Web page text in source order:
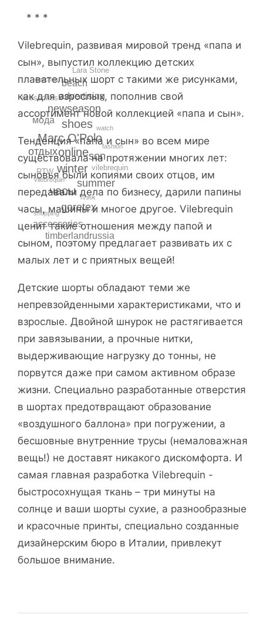
online
Marc O'Polo
winter
shoes
часы
son
newseason
goretex
отдых
summer
advertising
beach
accessories
timberlandrussia
мода
RTW
acessories
vilebrequin
Lara Stone
watch
пляж
watches
Vilebrequin
fashion
shopping
* * *
Vilebrequin, развивая мировой тренд «папа и
сын», выпустил коллекцию детских
плавательных шорт с такими же рисунками,
как для взрослых, пополнив свой
ассортимент новой коллекцией «папа и сын».
Тенденция «папа и сын» во всем мире
существовала на протяжении многих лет:
сыновья были копиями своих отцов, им
передавали дела по бизнесу, дарили папины
часы, машины и многое другое. Vilebrequin
ценит такие отношения между папой и
сыном, поэтому предлагает развивать их с
малых лет и с приятных вещей!
Детские шорты обладают теми же
непревзойденными характеристиками, что и
взрослые. Двойной шнурок не растягивается
при завязывании, а прочные нитки,
выдерживающие нагрузку до тонны, не
порвутся даже при самом активном образе
жизни. Специально разработанные отверстия
в шортах предотвращают образование
«воздушного баллона» при погружении, а
бесшовные внутренние трусы (немаловажная
вещь!) не доставят никакого дискомфорта. И
самая главная разработка Vilebrequin -
быстросохнущая ткань – три минуты на
солнце и ваши шорты сухие, а разнообразные
и красочные принты, специально созданные
дизайнерским бюро в Италии, привлекут
большое внимание.